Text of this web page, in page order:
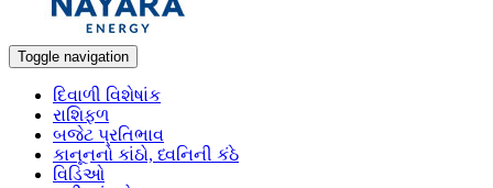
Toggle navigation
દિવાળી વિશેષાંક
રાશિફળ
બજેટ પ્રતિભાવ
કાનૂનનો કાંઠો, ધ્વનિની કંઠે
વિડિઓ